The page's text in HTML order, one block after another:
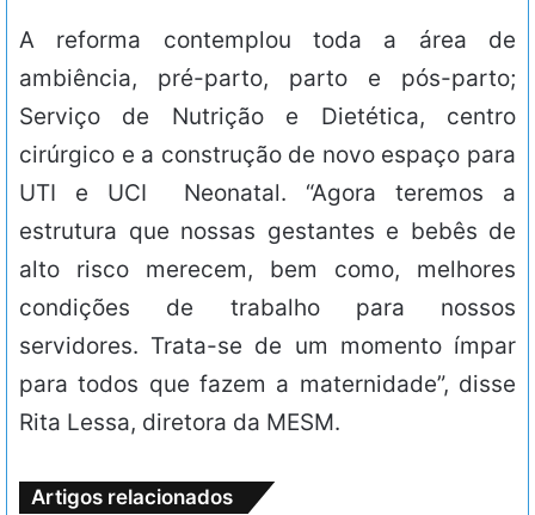
A reforma contemplou toda a área de
ambiência, pré-parto, parto e pós-parto;
Serviço de Nutrição e Dietética, centro
cirúrgico e a construção de novo espaço para
UTI e UCI Neonatal. “Agora teremos a
estrutura que nossas gestantes e bebês de
alto risco merecem, bem como, melhores
condições de trabalho para nossos
servidores. Trata-se de um momento ímpar
para todos que fazem a maternidade”, disse
Rita Lessa, diretora da MESM.
Artigos relacionados